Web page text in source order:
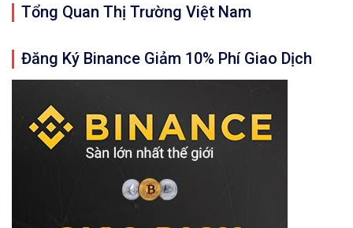
Tổng Quan Thị Trường Việt Nam
Đăng Ký Binance Giảm 10% Phí Giao Dịch